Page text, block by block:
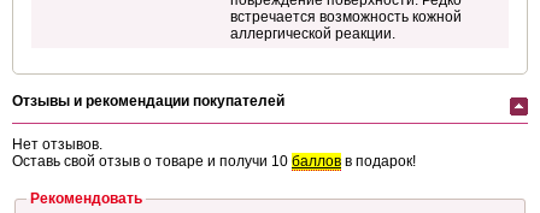
встречается возможность кожной
аллергической реакции.
Отзывы и рекомендации покупателей
Нет отзывов.
Оставь свой отзыв о товаре и получи 10 баллов в подарок!
Рекомендовать